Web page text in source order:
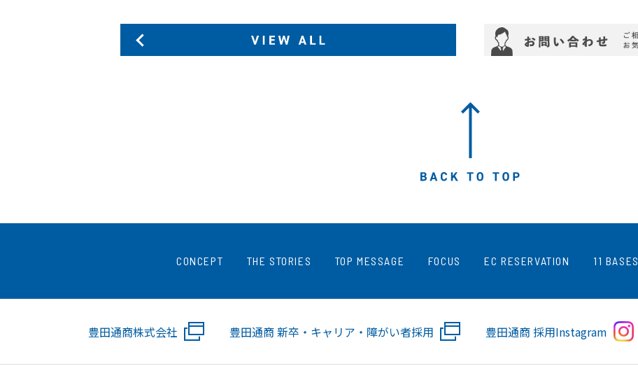
CONCEPT THE STORIES TOP MESSAGE FOCUS EC RESERVATION 11 BASES
豊田通商株式会社 豊田通商 新卒・キャリア・障がい者採用 豊田通商 採用Instagram